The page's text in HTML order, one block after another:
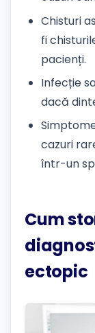
Chisturi
fi
pacienți.
Infecție
dacă
cazuri
într-un
Cum
ectopic